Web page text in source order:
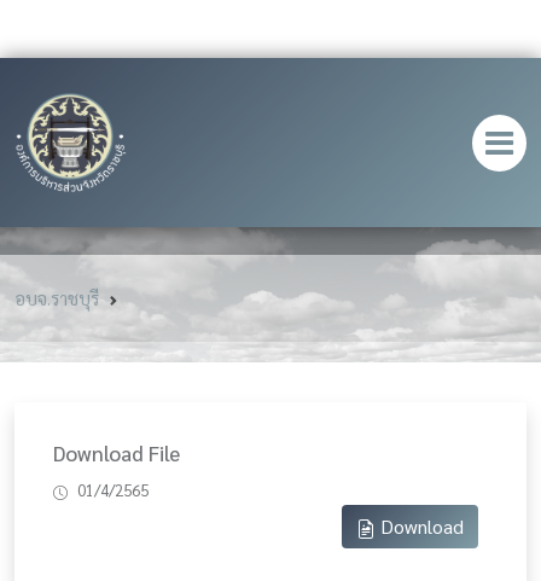
อบจ.ราชบุรี
Download File
01/4/2565
Download